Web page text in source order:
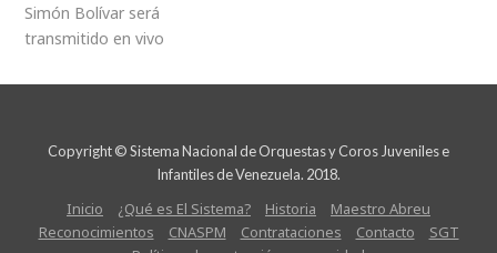
Simón Bolívar será
transmitido en vivo
Copyright © Sistema Nacional de Orquestas y Coros Juveniles e
Infantiles de Venezuela. 2018.
Inicio ¿Qué es El Sistema? Historia
Maestro Abreu
Reconocimientos
CNASPM Contrataciones Contacto
SGT